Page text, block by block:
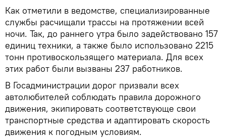
Как отметили в ведомстве, специализированные
службы расчищали трассы на протяжении всей
ночи. Так, до раннего утра было задействовано 157
единиц техники, а также было использовано 2215
тонн противоскользящего материала. Для всех
этих работ были вызваны 237 работников.
В Госадминистрации дорог призвали всех
автолюбителей соблюдать правила дорожного
движения, экипировать соответствующе свои
транспортные средства и адаптировать скорость
движения к погодным условиям.